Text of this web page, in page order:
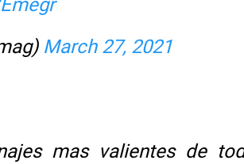
March 27, 2021
mas valientes de